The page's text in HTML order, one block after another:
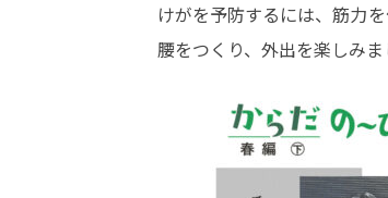
けがを予防するには、筋力
腰をつくり、外出を楽しみま